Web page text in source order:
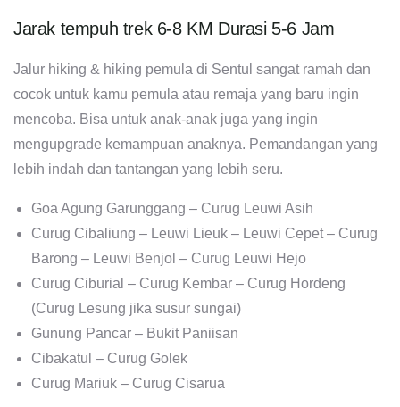
Jarak tempuh trek 6-8 KM Durasi 5-6 Jam
Jalur hiking & hiking pemula di Sentul sangat ramah dan
cocok untuk kamu pemula atau remaja yang baru ingin
mencoba. Bisa untuk anak-anak juga yang ingin
mengupgrade kemampuan anaknya. Pemandangan yang
lebih indah dan tantangan yang lebih seru.
Goa Agung Garunggang – Curug Leuwi Asih
Curug Cibaliung – Leuwi Lieuk – Leuwi Cepet – Curug
Barong – Leuwi Benjol – Curug Leuwi Hejo
Curug Ciburial – Curug Kembar – Curug Hordeng
(Curug Lesung jika susur sungai)
Gunung Pancar – Bukit Paniisan
Cibakatul – Curug Golek
Curug Mariuk – Curug Cisarua